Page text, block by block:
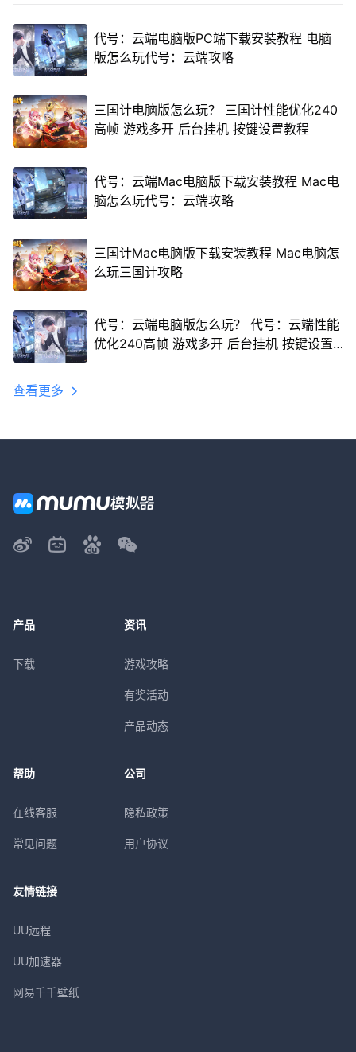
代号：云端电脑版PC端下载安装教程 电脑
版怎么玩代号：云端攻略
三国计电脑版怎么玩？ 三国计性能优化240
高帧 游戏多开 后台挂机 按键设置教程
代号：云端Mac电脑版下载安装教程 Mac电
脑怎么玩代号：云端攻略
三国计Mac电脑版下载安装教程 Mac电脑怎
么玩三国计攻略
代号：云端电脑版怎么玩？ 代号：云端性能
优化240高帧 游戏多开 后台挂机 按键设置
查看更多
产品
下载
资讯
游戏攻略
有奖活动
产品动态
帮助
在线客服
常见问题
公司
隐私政策
用户协议
友情链接
UU远程
UU加速器
网易千千壁纸